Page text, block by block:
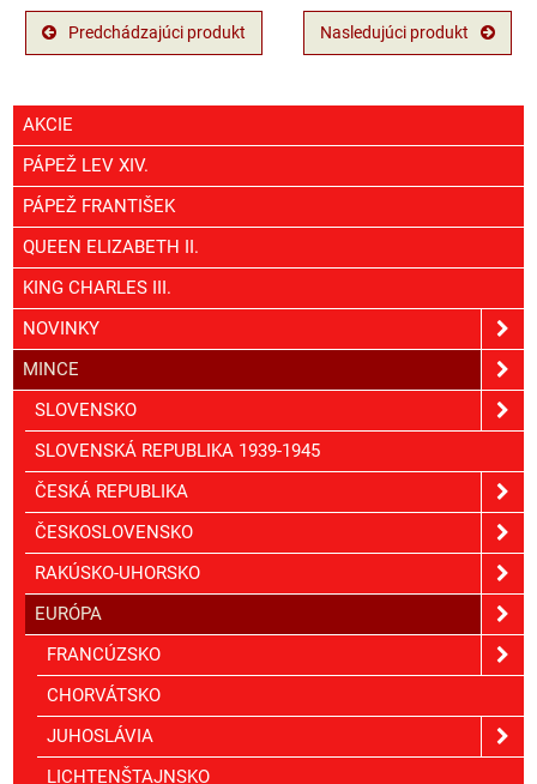
Predchádzajúci produkt Nasledujúci produkt
AKCIE
PÁPEŽ LEV XIV.
PÁPEŽ FRANTIŠEK
QUEEN ELIZABETH II.
KING CHARLES III.
NOVINKY
MINCE
SLOVENSKO
SLOVENSKÁ REPUBLIKA 1939-1945
ČESKÁ REPUBLIKA
ČESKOSLOVENSKO
RAKÚSKO-UHORSKO
EURÓPA
FRANCÚZSKO
CHORVÁTSKO
JUHOSLÁVIA
LICHTENŠTAJNSKO